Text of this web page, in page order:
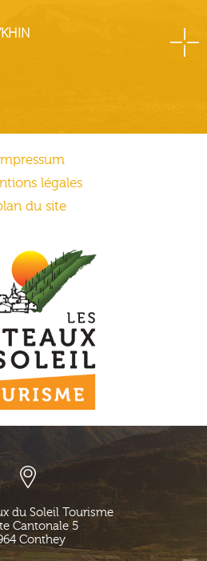
légales
du site
du Soleil Tourisme
Cantonale 5
Conthey